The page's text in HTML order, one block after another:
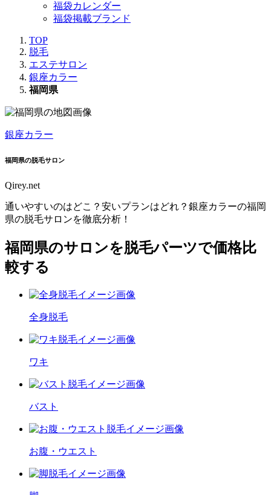
福袋カレンダー
福袋掲載ブランド
TOP
脱毛
エステサロン
銀座カラー
福岡県
銀座カラー
福岡県の脱毛サロン
Qirey.net
通いやすいのはどこ？安いプランはどれ？銀座カラーの福岡
県の脱毛サロンを徹底分析！
福岡県のサロンを脱毛パーツで価格比
較する
全身脱毛
ワキ
バスト
お腹・ウエスト